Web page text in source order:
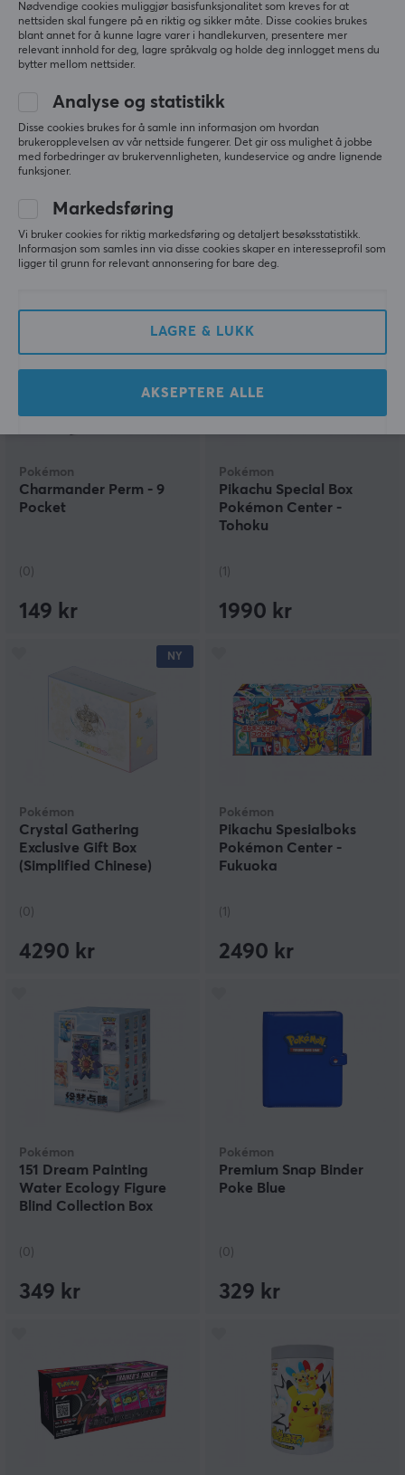
Pokémon
Mega Greninja ex
Premium Collection
(0)
749 kr
Pokémon
2026 Dragon Boat
(0)
399 kr
Pokémon
Charmander Perm - 9
Pocket
(0)
149 kr
Pokémon
Pikachu Special Box
Pokémon Center -
Tohoku
(1)
1990 kr
NY
Pokémon
Crystal Gathering
Exclusive Gift Box
(Simplified Chinese)
(0)
4290 kr
Pokémon
Pikachu Spesialboks
Pokémon Center -
Fukuoka
(1)
2490 kr
Pokémon
151 Dream Painting
Water Ecology Figure
Blind Collection Box
(0)
349 kr
Pokémon
Premium Snap Binder
Poke Blue
(0)
329 kr
Nødvendige cookies muliggjør basisfunksjonalitet som kreves for at
nettsiden skal fungere på en riktig og sikker måte. Disse cookies brukes
blant annet for å kunne lagre varer i handlekurven, presentere mer
relevant innhold for deg, lagre språkvalg og holde deg innlogget mens du
bytter mellom nettsider.
Analyse og statistikk
Disse cookies brukes for å samle inn informasjon om hvordan
brukeropplevelsen av vår nettside fungerer. Det gir oss mulighet å jobbe
med forbedringer av brukervennligheten, kundeservice og andre lignende
funksjoner.
Markedsføring
Vi bruker cookies for riktig markedsføring og detaljert besøksstatistikk.
Informasjon som samles inn via disse cookies skaper en interesseprofil som
ligger til grunn for relevant annonsering for bare deg.
LAGRE & LUKK
AKSEPTERE ALLE